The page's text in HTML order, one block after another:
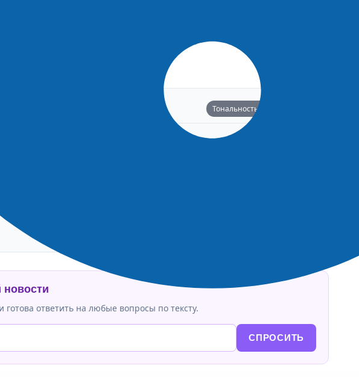
около +25 градусов. Осадков не ожидается.
Тональность: Нейтральная
ФАКТ
новости
ответить на любые вопросы по тексту.
СПРОСИТЬ